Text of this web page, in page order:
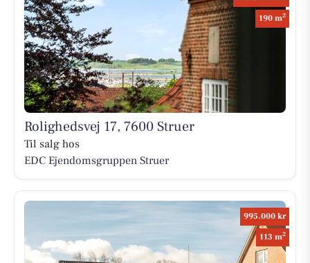
190 m2
Rolighedsvej 17, 7600 Struer
Til salg hos
EDC Ejen­doms­grup­pen Struer
995.000 kr
113 m2